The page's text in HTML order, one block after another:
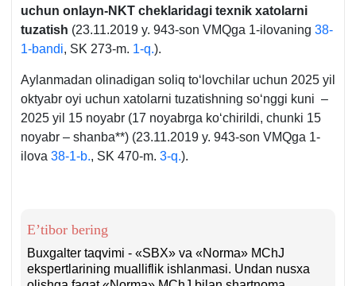
uchun onlayn-NKT cheklaridagi teхnik хatolarni
tuzatish (23.11.2019 y. 943-son VMQga 1-ilovaning 38-
1-bandi, SK 273-m. 1-q.).
Aylanmadan olinadigan soliq toʻlovchilar uchun 2025 yil
oktyabr oyi uchun хatolarni tuzatishning soʻnggi kuni –
2025 yil 15 noyabr (17 noyabrga koʻchirildi, chunki 15
noyabr – shanba**) (23.11.2019 y. 943-son VMQga 1-
ilova 38-1-b., SK 470-m. 3-q.).
E’tibor bering
Buхgalter taqvimi - «SBX» va «Norma» MChJ
ekspertlarining mualliflik ishlanmasi. Undan nusхa